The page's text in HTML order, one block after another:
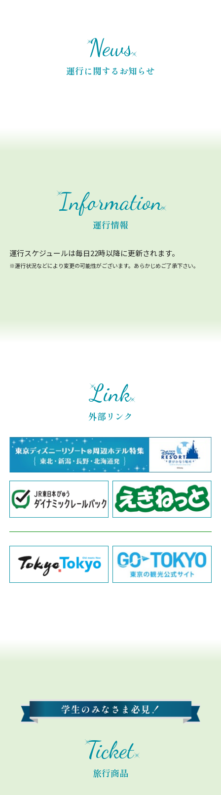
News
運行に関するお知らせ
Information
運行情報
運行スケジュールは毎日22時以降に更新されます。
※運行状況などにより変更の可能性がございます。あらかじめご了承下さい。
Link
外部リンク
Ticket
旅行商品